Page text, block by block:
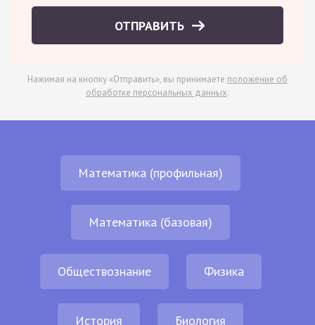
ОТПРАВИТЬ
Нажимая на кнопку «Отправить», вы принимаете положение об
обработке персональных данных.
Математика (профильная)
Математика (базовая)
Обществознание Физика
История Биология